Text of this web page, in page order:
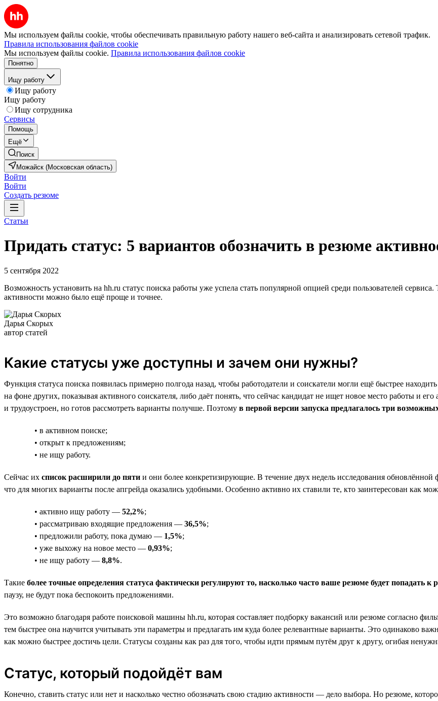
Мы используем файлы cookie, чтобы обеспечивать правильную работу нашего веб-сайта и анализировать сетевой трафик.
Правила использования файлов cookie
Мы используем файлы cookie. Правила использования файлов cookie
Понятно
Ищу работу
Ищу работу
Ищу работу
Ищу сотрудника
Сервисы
Помощь
Ещё
Поиск
Можайск (Московская область)
Войти
Войти
Создать резюме
Статьи
Придать статус: 5 вариантов обозначить в резюме
5 сентября 2022
Возможность установить на hh.ru статус поиска работы уже успела стать популярной опцией среди пользователей
активности можно было ещё проще и точнее.
Дарья Скорых
автор статей
Какие статусы уже доступны и зачем они нужны?
Функция статуса поиска появилась примерно полгода назад, чтобы работодатели и соискатели могли ещё быстрее
на фоне других, показывая активного соискателя, либо даёт понять, что сейчас кандидат не ищет новое место работы и
и трудоустроен, но готов рассмотреть варианты получше. Поэтому в первой версии запуска предлагалось три
• в активном поиске;
• открыт к предложениям;
• не ищу работу.
Сейчас их список расширили до пяти и они более конкретизирующие. В течение двух недель исследования обновлённой
что для многих варианты после апгрейда оказались удобными. Особенно активно их ставили те, кто заинтересован как
• активно ищу работу — 52,2%;
• рассматриваю входящие предложения — 36,5%;
• предложили работу, пока думаю — 1,5%;
• уже выхожу на новое место — 0,93%;
• не ищу работу — 8,8%.
Такие более точные определения статуса фактически регулируют то, насколько часто ваше резюме будет попадать к
паузу, не будут пока беспокоить предложениями.
Это возможно благодаря работе поисковой машины hh.ru, которая составляет подборку вакансий или резюме согласно
тем быстрее она научится учитывать эти параметры и предлагать им куда более релевантные варианты. Это одинаково
как можно быстрее достичь цели. Статусы созданы как раз для того, чтобы идти прямым путём друг к другу, огибая
Статус, который подойдёт вам
Конечно, ставить статус или нет и насколько честно обозначать свою стадию активности — дело выбора. Но резюме,